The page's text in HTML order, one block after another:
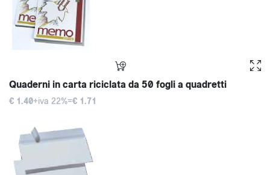
Quaderni in carta riciclata da 50 fogli a quadretti
€ 1.40+iva 22%=€ 1.71